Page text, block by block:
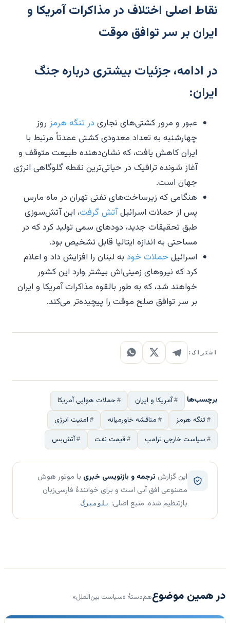
نقاط اصلی اختلاف در مذاکرات آمریکا و
ایران بر سر توافق موقت
در ادامه، جزئیات بیشتری درباره جنگ
ایران:
عبور و مرور کشتی‌های تجاری در تنگه هرمز روز
چهارشنبه به تعداد معدودی کشتی عمدتاً مرتبط با
ایران کاهش یافت، که نشان‌دهنده طبیعت متوقف و
آغاز شونده ترافیک در حیاتی‌ترین نقطه گلوگاهی انرژی
جهان است.
هنگامی که زیرساخت‌های نفتی تهران در ماه مارس
پس از حملات اسرائیلآتش گرفت، این آتش‌سوزی
طبق تحقیقات جدید، دودهای سمی تولید کرد که در
مساحتی به اندازه ایتالیا قابل تشخیص بود.
اسرائیل حملات خود به لبنان را افزایش داد و اعلام
کرد که نیروهای زمینی‌اش بیشتر وارد این کشور
خواهند شد، که به طور بالقوه مذاکرات آمریکا و ایران
بر سر توافق صلح موقت را پیچیده‌تر می‌کند.
اشتراک:
برچسب‌ها آمریکا و ایران
حملات هوایی آمریکا
تنگه هرمز
مناقشه خاورمیانه
امنیت انرژی
سیاست خارجی ترامپ
قیمت نفت آتش‌بس
این گزارش ترجمه و بازنویسی خبری با موتور هوش
مصنوعی افق آبی است و برای خوانندهٔ فارسی‌زبان
بازتنظیم شده. منبع اصلی: بلومبرگ
در همین موضوعهم‌دستهٔ «سیاست بین‌الملل»